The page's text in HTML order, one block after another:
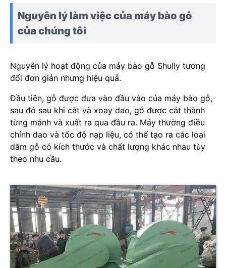
Nguyên lý làm việc của máy bào gỗ
của chúng tôi
Nguyên lý hoạt động của máy bào gỗ Shuliy tương
đối đơn giản nhưng hiệu quả.
Đầu tiên, gỗ được đưa vào đầu vào của máy bào gỗ,
sau đó sau khi cắt và xoay dao, gỗ được cắt thành
từng mảnh và xuất ra qua đầu ra. Máy thường điều
chỉnh dao và tốc độ nạp liệu, có thể tạo ra các loại
dăm gỗ có kích thước và chất lượng khác nhau tùy
theo nhu cầu.